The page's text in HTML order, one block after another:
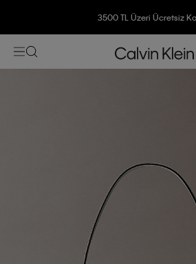
3500 TL Üzeri Ücretsiz
7500 TL Ve Üzeri Alışverişlerinizde